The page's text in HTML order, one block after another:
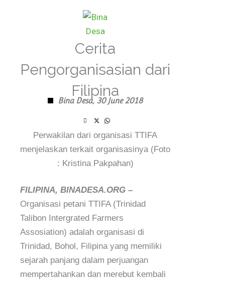
Cerita
Pengorganisasian dari
Filipina
Bina Desa, 30 June 2018
Perwakilan dari organisasi TTIFA
menjelaskan terkait organisasinya (Foto
: Kristina Pakpahan)
FILIPINA, BINADESA.ORG –
Organisasi petani TTIFA (Trinidad
Talibon Intergrated Farmers
Assosiation) adalah organisasi di
Trinidad, Bohol, Filipina yang memiliki
sejarah panjang dalam perjuangan
mempertahankan dan merebut kembali